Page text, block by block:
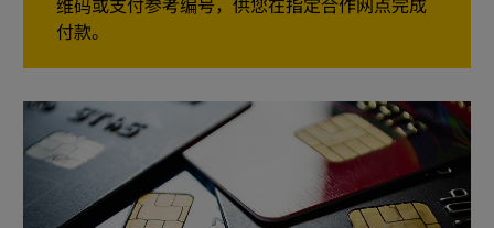
维码或支付参考编号，供您在指定合作网点完成
付款。